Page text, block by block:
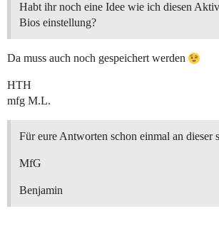
Habt ihr noch eine Idee wie ich diesen
Bios einstellung?
Da muss auch noch gespeichert werden
HTH
mfg M.L.
Für eure Antworten schon einmal an dieser
MfG
Benjamin